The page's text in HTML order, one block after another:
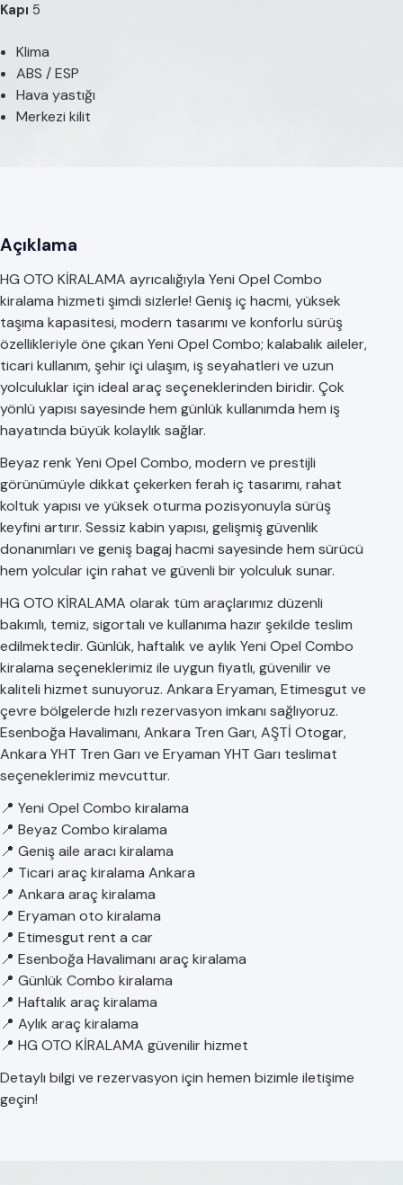
Kapı 5
Klima
ABS / ESP
Hava yastığı
Merkezi kilit
Açıklama
HG OTO KİRALAMA ayrıcalığıyla Yeni Opel Combo
kiralama hizmeti şimdi sizlerle! Geniş iç hacmi, yüksek
taşıma kapasitesi, modern tasarımı ve konforlu sürüş
özellikleriyle öne çıkan Yeni Opel Combo; kalabalık aileler,
ticari kullanım, şehir içi ulaşım, iş seyahatleri ve uzun
yolculuklar için ideal araç seçeneklerinden biridir. Çok
yönlü yapısı sayesinde hem günlük kullanımda hem iş
hayatında büyük kolaylık sağlar.
Beyaz renk Yeni Opel Combo, modern ve prestijli
görünümüyle dikkat çekerken ferah iç tasarımı, rahat
koltuk yapısı ve yüksek oturma pozisyonuyla sürüş
keyfini artırır. Sessiz kabin yapısı, gelişmiş güvenlik
donanımları ve geniş bagaj hacmi sayesinde hem sürücü
hem yolcular için rahat ve güvenli bir yolculuk sunar.
HG OTO KİRALAMA olarak tüm araçlarımız düzenli
bakımlı, temiz, sigortalı ve kullanıma hazır şekilde teslim
edilmektedir. Günlük, haftalık ve aylık Yeni Opel Combo
kiralama seçeneklerimiz ile uygun fiyatlı, güvenilir ve
kaliteli hizmet sunuyoruz. Ankara Eryaman, Etimesgut ve
çevre bölgelerde hızlı rezervasyon imkanı sağlıyoruz.
Esenboğa Havalimanı, Ankara Tren Garı, AŞTİ Otogar,
Ankara YHT Tren Garı ve Eryaman YHT Garı teslimat
seçeneklerimiz mevcuttur.
📍 Yeni Opel Combo kiralama
📍 Beyaz Combo kiralama
📍 Geniş aile aracı kiralama
📍 Ticari araç kiralama Ankara
📍 Ankara araç kiralama
📍 Eryaman oto kiralama
📍 Etimesgut rent a car
📍 Esenboğa Havalimanı araç kiralama
📍 Günlük Combo kiralama
📍 Haftalık araç kiralama
📍 Aylık araç kiralama
📍 HG OTO KİRALAMA güvenilir hizmet
Detaylı bilgi ve rezervasyon için hemen bizimle iletişime
geçin!